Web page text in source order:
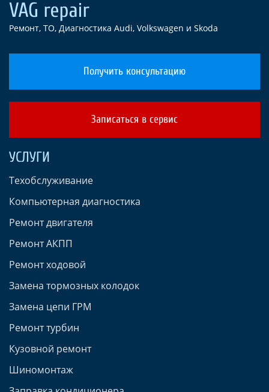
Ремонт, ТО, Диагностика Audi, Volkswagen и Skoda
Получить консультацию
Записаться в сервис
УСЛУГИ
Техобслуживание
Компьютерная диагностика
Ремонт двигателя
Ремонт АКПП
Ремонт ходовой
Замена тормозных колодок
Замена цепи ГРМ
Ремонт турбин
Кузовной ремонт
Шиномонтаж